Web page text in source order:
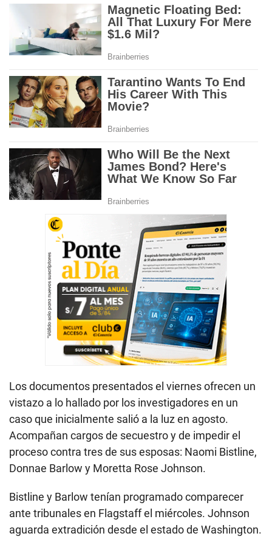
Los documentos presentados el viernes ofrecen un
vistazo a lo hallado por los investigadores en un
caso que inicialmente salió a la luz en agosto.
Acompañan cargos de secuestro y de impedir el
proceso contra tres de sus esposas: Naomi Bistline,
Donnae Barlow y Moretta Rose Johnson.
Bistline y Barlow tenían programado comparecer
ante tribunales en Flagstaff el miércoles. Johnson
aguarda extradición desde el estado de Washington.